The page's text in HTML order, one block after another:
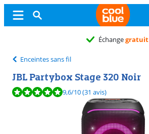
Échangegratuit
Enceintes sans fil
JBL Partybox Stage 320 Noir
La note est de 9,6 sur 10, basée sur 31 avis.
9,6/10(31 avis)